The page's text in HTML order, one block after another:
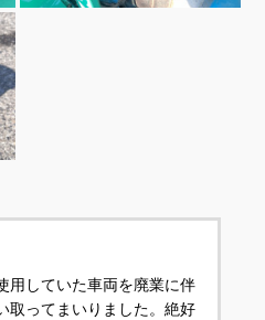
用していた車両を廃業に伴
取ってまいりました。絶好